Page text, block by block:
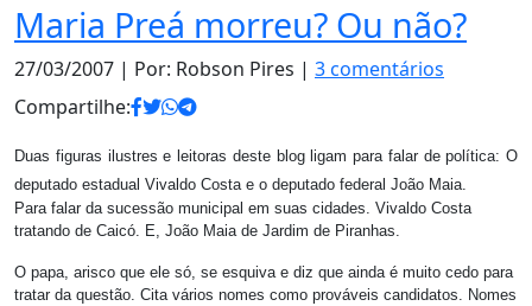
Maria Preá morreu? Ou não?
27/03/2007 | Por: Robson Pires | 3 comentários
Compartilhe:
Duas figuras ilustres e leitoras deste blog ligam para falar de política: O
deputado estadual Vivaldo Costa e o deputado federal João Maia.
Para falar da sucessão municipal em suas cidades. Vivaldo Costa
tratando de Caicó. E, João Maia de Jardim de Piranhas.
O papa, arisco que ele só, se esquiva e diz que ainda é muito cedo para
tratar da questão. Cita vários nomes como prováveis candidatos. Nomes